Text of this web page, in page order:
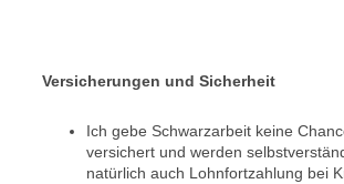
Versicherungen und Sicherheit
Ich gebe Schwarzarbeit keine
versichert und werden
natürlich auch Lohnfortzahlung bei